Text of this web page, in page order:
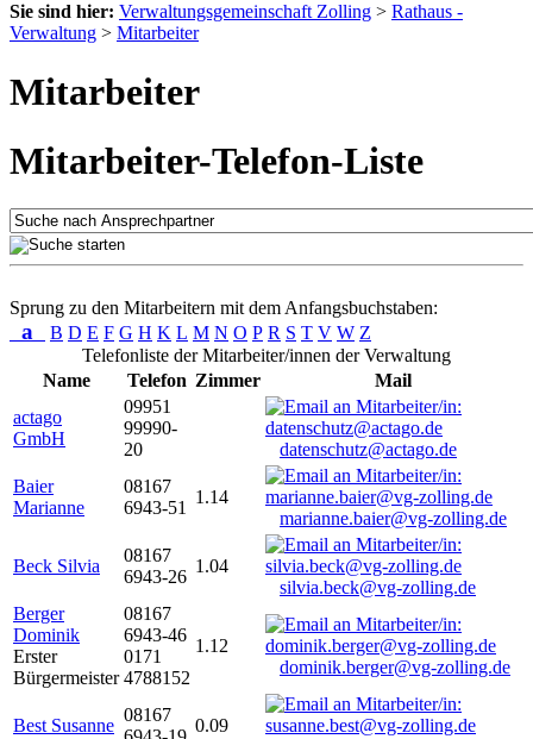
Sie sind hier: Verwaltungsgemeinschaft Zolling > Rathaus -
Verwaltung > Mitarbeiter
Mitarbeiter
Mitarbeiter-Telefon-Liste
Sprung zu den Mitarbeitern mit dem Anfangsbuchstaben:
a B D E F G H K L M N O P R S T V W Z
Telefonliste der Mitarbeiter/innen der Verwaltung
Name
Telefon Zimmer
Mail
actago
GmbH
09951
99990-
20
datenschutz@actago.de
Baier
Marianne
08167
6943-51
1.14
marianne.baier@vg-zolling.de
Beck Silvia
08167
6943-26
1.04
silvia.beck@vg-zolling.de
Berger
Dominik
Erster
Bürgermeister
08167
6943-46
0171
4788152
1.12
dominik.berger@vg-zolling.de
Best Susanne
08167
0.09